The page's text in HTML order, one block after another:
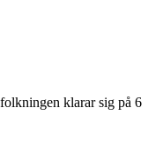
klarar sig på 6